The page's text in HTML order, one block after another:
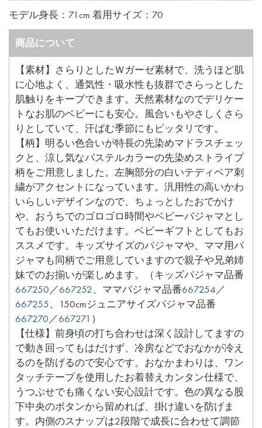
モデル身長：71cm 着用サイズ：70
商品について
【素材】さらりとしたＷガーゼ素材で、洗うほど肌
に心地よく、通気性・吸水性も抜群でさらっとした
肌触りをキープできます。天然素材なのでデリケー
トなお肌のベビーにも安心。風合いもやさしくさら
りとしていて、汗ばむ季節にもピッタリです。
【柄】明るい色合いが特長の先染めマドラスチェッ
クと、涼し気なパステルカラーの先染めストライプ
柄をご用意しました。左胸部分の白いテディベア刺
繍がアクセントになっています。汎用性の高いかわ
いらしいデザインなので、ちょっとしたおでかけ
や、おうちでのゴロゴロ時間やベビーパジャマとし
てもお使いいただけます。ベビーギフトとしてもお
ススメです。キッズサイズのパジャマや、ママ用パ
ジャマも同柄でご用意していますので親子や兄弟姉
妹でのお揃いが楽しめます。（キッズパジャマ品番
667250 ／667252、ママパジャマ品番667254 ／
667255、150cmジュニアサイズパジャマ品番
667270 ／667271 ）
【仕様】前身頃の打ち合わせは深く設計してますの
で動き回ってもはだけず、冷房などでおなかが冷え
るのを防げるので安心です。おなかまわりは、ワン
タッチテープを使用したお着替えカンタン仕様で、
うつぶせでも痛くない安心設計です。色の異なる股
下中央のボタンから留めれば、掛け違いを防げま
す。内側のスナップは2段階で成長に合わせて調節